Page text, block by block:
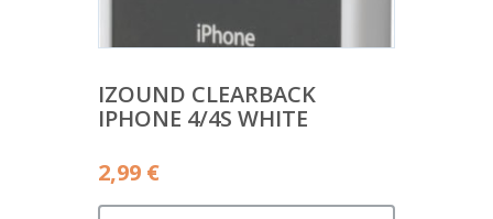
IZOUND CLEARBACK
IPHONE 4/4S WHITE
2,99 €